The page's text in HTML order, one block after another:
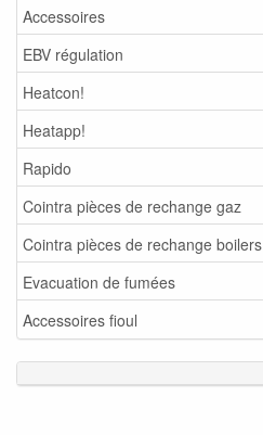
Accessoires
EBV régulation
Heatcon!
Heatapp!
Rapido
Cointra pièces de rechange gaz
Cointra pièces de rechange boilers
Evacuation de fumées
Accessoires fioul